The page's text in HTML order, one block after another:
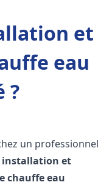
et
eau
?
un professionnel
installation et
chauffe eau